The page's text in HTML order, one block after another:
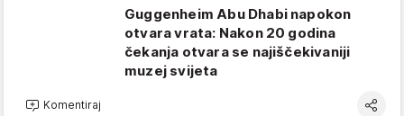
Guggenheim Abu Dhabi napokon
otvara vrata: Nakon 20 godina
čekanja otvara se najiščekivaniji
muzej svijeta
Komentiraj